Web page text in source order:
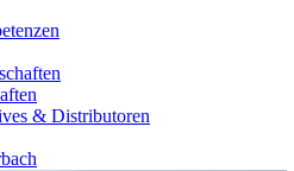
& Distributoren